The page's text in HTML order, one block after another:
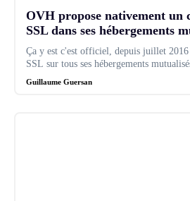
OVH propose nativement un
SSL dans ses hébergements
Ça y est c'est officiel, depuis juillet
SSL sur tous ses hébergements
Guillaume Guersan